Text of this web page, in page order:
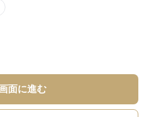
面に進む